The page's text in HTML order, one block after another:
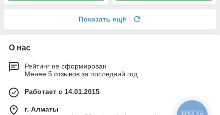
Показать ещё
О нас
Рейтинг не сформирован
Менее 5 отзывов за последний год
Работает с 14.01.2015
г. Алматы